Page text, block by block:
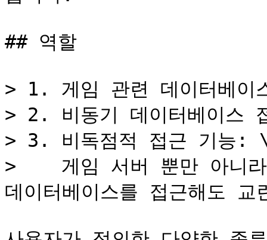
## 역할
> 1. 게임 관련 데이터베이
> 2. 비동기 데이터베이스
> 3. 비독점적 접근 기능:
>    게임 서버 뿐만 아니라
데이터베이스를 접근해도 교